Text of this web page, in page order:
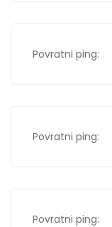
Povratni ping:
Povratni ping:
Povratni ping: